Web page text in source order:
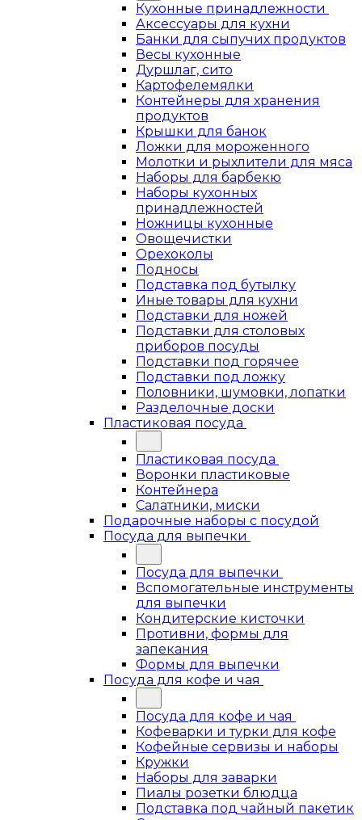
Кухонные принадлежности
Аксессуары для кухни
Банки для сыпучих продуктов
Весы кухонные
Дуршлаг, сито
Картофелемялки
Контейнеры для хранения
продуктов
Крышки для банок
Ложки для мороженного
Молотки и рыхлители для мяса
Наборы для барбекю
Наборы кухонных
принадлежностей
Ножницы кухонные
Овощечистки
Орехоколы
Подносы
Подставка под бутылку
Иные товары для кухни
Подставки для ножей
Подставки для столовых
приборов посуды
Подставки под горячее
Подставки под ложку
Половники, шумовки, лопатки
Разделочные доски
Пластиковая посуда
Пластиковая посуда
Воронки пластиковые
Контейнера
Салатники, миски
Подарочные наборы с посудой
Посуда для выпечки
Посуда для выпечки
Вспомогательные инструменты
для выпечки
Кондитерские кисточки
Противни, формы для
запекания
Формы для выпечки
Посуда для кофе и чая
Посуда для кофе и чая
Кофеварки и турки для кофе
Кофейные сервизы и наборы
Кружки
Наборы для заварки
Пиалы розетки блюдца
Подставка под чайный пакетик